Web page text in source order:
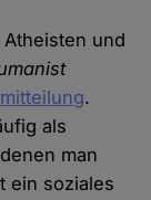
und
.
als
man
ein soziales